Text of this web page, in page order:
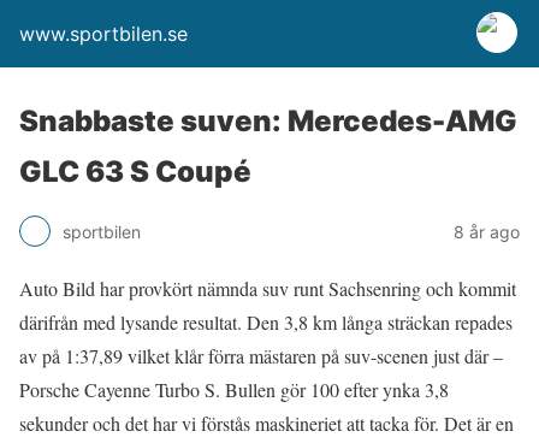
www.sportbilen.se
Snabbaste suven: Mercedes-AMG
GLC 63 S Coupé
sportbilen 8 år ago
Auto Bild har provkört nämnda suv runt Sachsenring och kommit
därifrån med lysande resultat. Den 3,8 km långa sträckan repades
av på 1:37,89 vilket klår förra mästaren på suv-scenen just där –
Porsche Cayenne Turbo S. Bullen gör 100 efter ynka 3,8
sekunder och det har vi förstås maskineriet att tacka för. Det är en